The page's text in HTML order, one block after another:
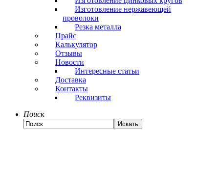
Изготовление нержавеющей
проволоки
Резка металла
Прайс
Калькулятор
Отзывы
Новости
Интересные статьи
Доставка
Контакты
Реквизиты
Поиск
Искать